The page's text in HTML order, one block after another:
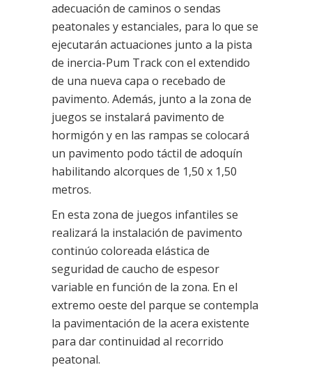
adecuación de caminos o sendas
peatonales y estanciales, para lo que se
ejecutarán actuaciones junto a la pista
de inercia-Pum Track con el extendido
de una nueva capa o recebado de
pavimento. Además, junto a la zona de
juegos se instalará pavimento de
hormigón y en las rampas se colocará
un pavimento podo táctil de adoquín
habilitando alcorques de 1,50 x 1,50
metros.
En esta zona de juegos infantiles se
realizará la instalación de pavimento
continúo coloreada elástica de
seguridad de caucho de espesor
variable en función de la zona. En el
extremo oeste del parque se contempla
la pavimentación de la acera existente
para dar continuidad al recorrido
peatonal.